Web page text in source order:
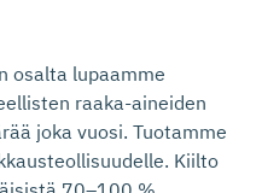
osalta lupaamme
raaka-aineiden
joka vuosi. Tuotamme
Kiilto